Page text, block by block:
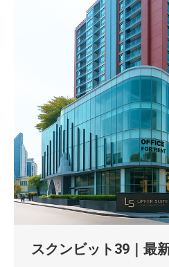
スクンビット39｜最